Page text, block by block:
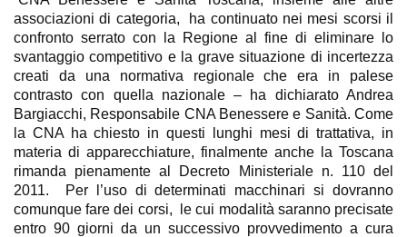
associazioni di categoria, ha continuato nei mesi scorsi il
confronto serrato con la Regione al fine di eliminare lo
svantaggio competitivo e la grave situazione di incertezza
creati da una normativa regionale che era in palese
contrasto con quella nazionale – ha dichiarato Andrea
Bargiacchi, Responsabile CNA Benessere e Sanità. Come
la CNA ha chiesto in questi lunghi mesi di trattativa, in
materia di apparecchiature, finalmente anche la Toscana
rimanda pienamente al Decreto Ministeriale n. 110 del
2011. Per l’uso di determinati macchinari si dovranno
comunque fare dei corsi, le cui modalità saranno precisate
entro 90 giorni da un successivo provvedimento a cura